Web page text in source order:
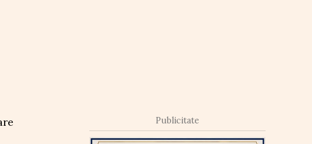
Publicitate